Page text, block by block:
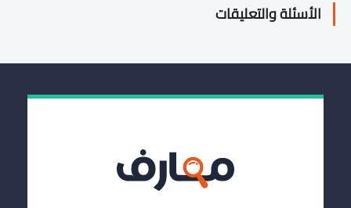
الأسئلة والتعليقات